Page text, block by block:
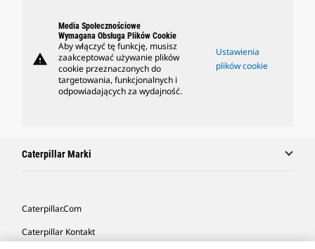
warning
Media Społecznościowe
Wymagana Obsługa Plików Cookie
Aby włączyć tę funkcję, musisz
zaakceptować używanie plików
cookie przeznaczonych do
targetowania, funkcjonalnych i
odpowiadających za wydajność.
Ustawienia
plików cookie
Caterpillar Marki
Caterpillar.com
Caterpillar Kontakt